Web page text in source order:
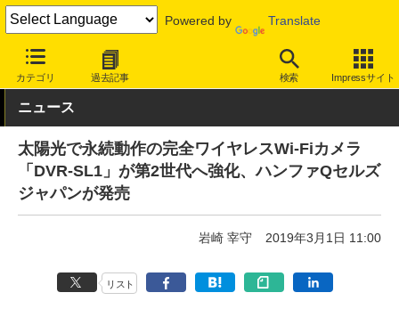
Powered by Translate
カテゴリ 過去記事 検索 Impressサイト
INTERNET Watch ハードウェア その他
ニュース
太陽光で永続動作の完全ワイヤレスWi-Fiカメラ
「DVR-SL1」が第2世代へ強化、ハンファQセルズ
ジャパンが発売
岩崎 宰守 2019年3月1日 11:00
リスト